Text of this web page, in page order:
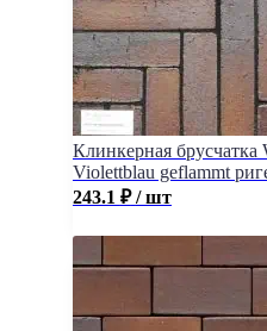
Клинкерная
Violettblau geflammt
243.1 ₽ / шт